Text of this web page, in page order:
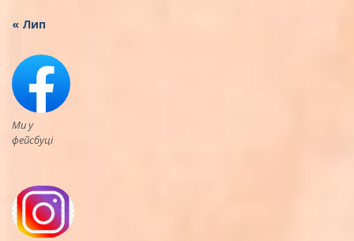
« Лип
Ми у
фейсбуці